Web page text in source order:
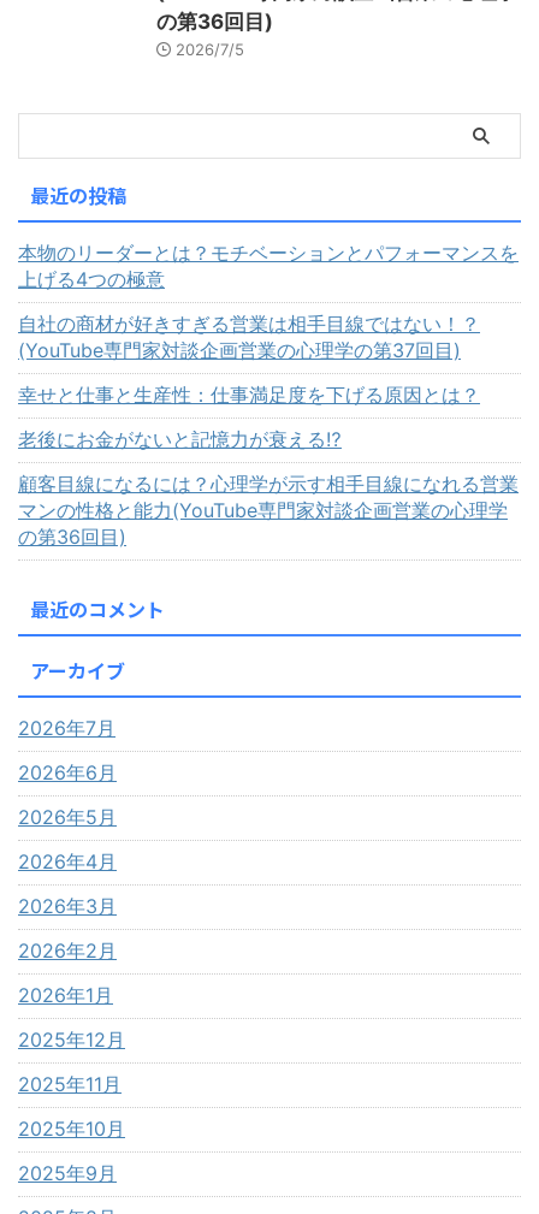
の第36回目)
2026/7/5
最近の投稿
本物のリーダーとは？モチベーションとパフォーマンスを
上げる4つの極意
自社の商材が好きすぎる営業は相手目線ではない！？
(YouTube専門家対談企画営業の心理学の第37回目)
幸せと仕事と生産性：仕事満足度を下げる原因とは？
老後にお金がないと記憶力が衰える⁉
顧客目線になるには？心理学が示す相手目線になれる営業
マンの性格と能力(YouTube専門家対談企画営業の心理学
の第36回目)
最近のコメント
アーカイブ
2026年7月
2026年6月
2026年5月
2026年4月
2026年3月
2026年2月
2026年1月
2025年12月
2025年11月
2025年10月
2025年9月